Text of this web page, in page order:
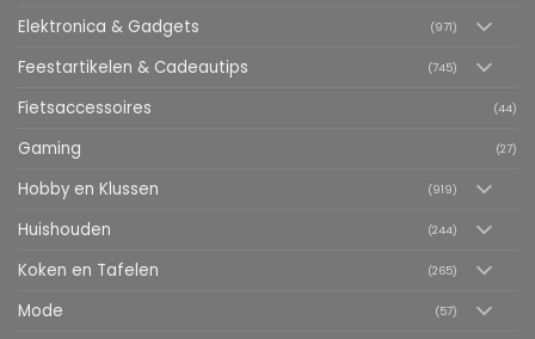
Elektronica & Gadgets (971)
Feestartikelen & Cadeautips (745)
Fietsaccessoires (44)
Gaming (27)
Hobby en Klussen (919)
Huishouden (244)
Koken en Tafelen (265)
Mode (57)